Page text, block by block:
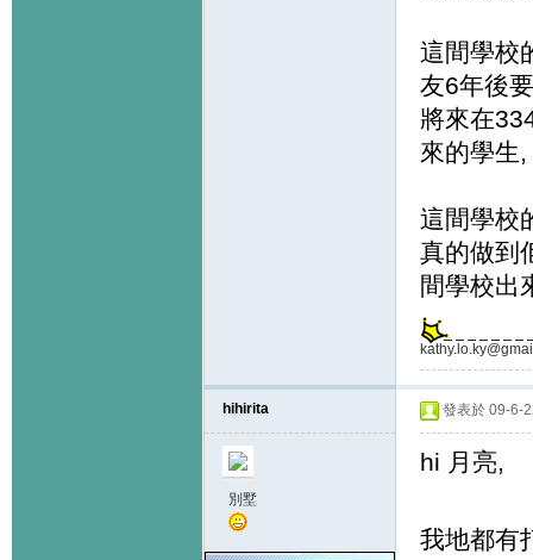
這間學校
友6年後
將來在
來的學生
這間學校
真的做到
間學校出
hihirita
別墅
發表於 09-6-
hi 月亮,
我地都有